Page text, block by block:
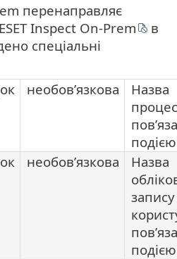
перенаправляє
ESET Inspect On-Prem
в
спеціальні
необов’язкова
Назва
подією
необов’язкова
Назва
запису
подією